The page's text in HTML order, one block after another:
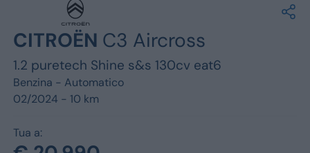
Opel
Vedi tutti i marchi
CITROËN C3 Aircross
1.2 puretech Shine s&s 130cv eat6
Benzina - Automatico
02/2024 - 10 km
Tua a: